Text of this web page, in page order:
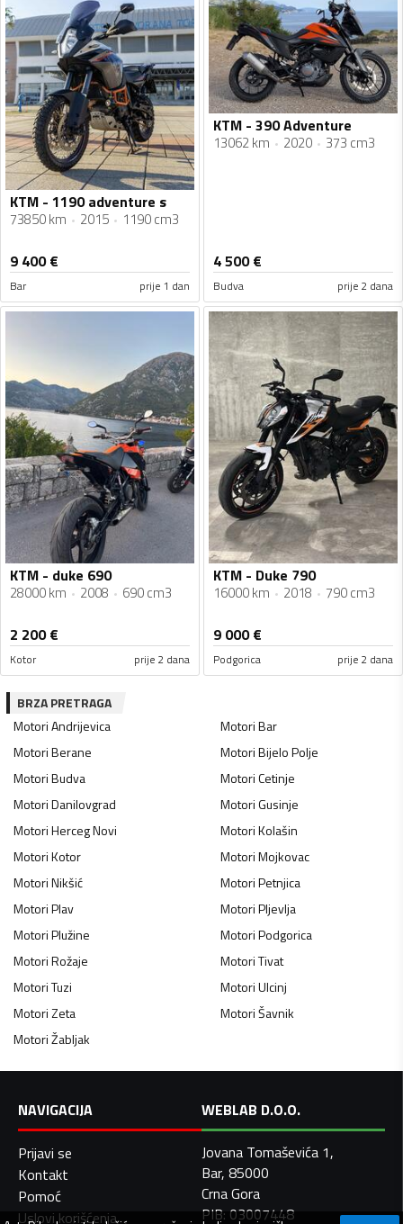
KTM - 1190 adventure s
73850 km 2015 1190 cm3
9 400€
Bar prije 1 dan
KTM - 390 Adventure
13062 km 2020 373 cm3
4 500€
Budva prije 2 dana
KTM - duke 690
28000 km 2008 690 cm3
2 200€
Kotor prije 2 dana
KTM - Duke 790
16000 km 2018 790 cm3
9 000€
Podgorica prije 2 dana
BRZA PRETRAGA
MotoriAndrijevica MotoriBar
MotoriBerane MotoriBijelo Polje
MotoriBudva MotoriCetinje
MotoriDanilovgrad MotoriGusinje
MotoriHerceg Novi MotoriKolašin
MotoriKotor MotoriMojkovac
MotoriNikšić MotoriPetnjica
MotoriPlav MotoriPljevlja
MotoriPlužine MotoriPodgorica
MotoriRožaje MotoriTivat
MotoriTuzi MotoriUlcinj
MotoriZeta MotoriŠavnik
MotoriŽabljak
NAVIGACIJA
Prijavi se
Kontakt
Pomoć
Uslovi korišćenja
WEBLAB D.O.O.
Jovana Tomaševića 1,
Bar, 85000
Crna Gora
PIB: 03007448